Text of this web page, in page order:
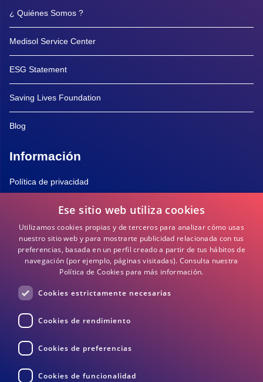
¿ Quiénes Somos ?
Medisol Service Center
ESG Statement
Saving Lives Foundation
Blog
Información
Política de privacidad
Política de Cookies
Términos y Condiciones
Preguntas frecuentes
DEA / DESA Información
Ese sitio web utiliza cookies
Utilizamos cookies propias y de terceros para analizar cómo usas
nuestro sitio web y para mostrarte publicidad relacionada con tus
preferencias, basada en un perfil creado a partir de tus hábitos de
navegación (por ejemplo, páginas visitadas). Consulta nuestra
Política de Cookies para más información.
Cookies estrictamente necesarias
Cookies de rendimiento
Cookies de preferencias
Cookies de funcionalidad